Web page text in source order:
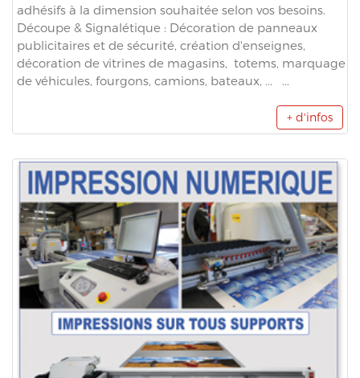
adhésifs à la dimension souhaitée selon vos besoins.
Découpe & Signalétique : Décoration de panneaux
publicitaires et de sécurité, création d'enseignes,
décoration de vitrines de magasins, totems, marquage
de véhicules, fourgons, camions, bateaux, ... ...
+ d'infos